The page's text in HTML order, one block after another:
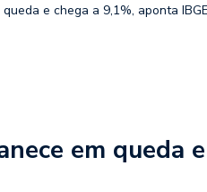
e chega a 9,1%, aponta IBGE
em queda